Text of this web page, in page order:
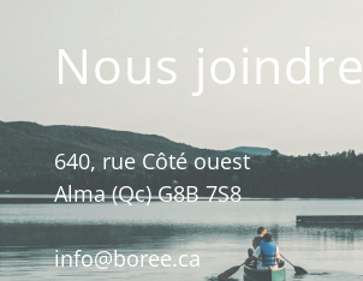
Nous joindre
640, rue Côté ouest
Alma (Qc) G8B 7S8
info@boree.ca